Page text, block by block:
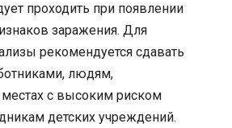
проходить при появлении
заражения. Для
рекомендуется сдавать
людям,
с высоким риском
детских учреждений.